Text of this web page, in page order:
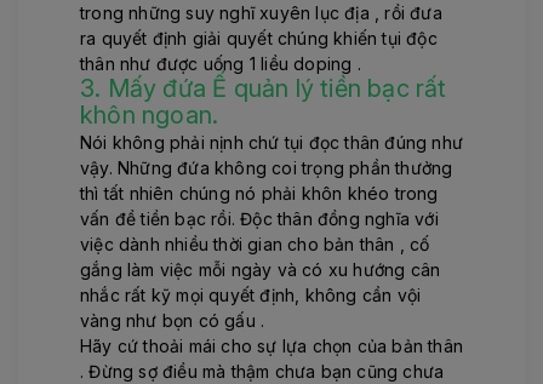
trong những suy nghĩ xuyên lục địa , rồi đưa
ra quyết định giải quyết chúng khiến tụi độc
thân như được uống 1 liều doping .
3. Mấy đứa Ế quản lý tiền bạc rất
khôn ngoan.
Nói không phải nịnh chứ tụi đọc thân đúng như
vậy. Những đứa không coi trọng phần thưởng
thì tất nhiên chúng nó phải khôn khéo trong
vấn đề tiền bạc rồi. Độc thân đồng nghĩa với
việc dành nhiều thời gian cho bản thân , cố
gắng làm việc mỗi ngày và có xu hướng cân
nhắc rất kỹ mọi quyết định, không cần vội
vàng như bọn có gấu .
Hãy cứ thoải mái cho sự lựa chọn của bản thân
. Đừng sợ điều mà thậm chưa bạn cũng chưa